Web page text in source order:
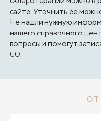
сайте. Уточнить ее
Не нашли нужную
нашего справочного
вопросы и помогут
00.